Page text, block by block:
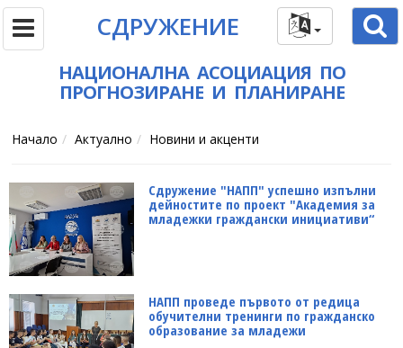
СДРУЖЕНИЕ
НАЦИОНАЛНА АСОЦИАЦИЯ ПО
ПРОГНОЗИРАНЕ И ПЛАНИРАНЕ
Начало Актуално Новини и акценти
Сдружение "НАПП" успешно изпълни
дейностите по проект "Академия за
младежки граждански инициативи“
НАПП проведе първото от редица
обучителни тренинги по гражданско
образование за младежи